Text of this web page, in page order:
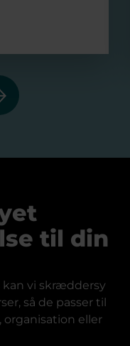
til din
kan vi skræddersy
så de passer til
eller